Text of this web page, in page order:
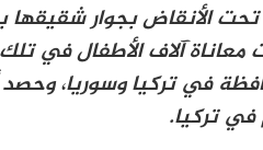
وهي عالقة تحت الأنقاض بجوار
آلاف الأطفال في تلك